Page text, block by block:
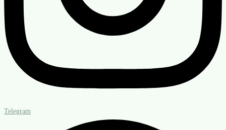
Telegram